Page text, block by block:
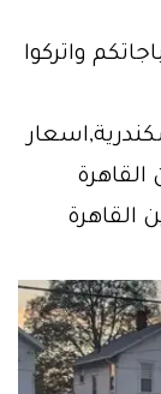
واتركوا
القاهرة
القاهرة